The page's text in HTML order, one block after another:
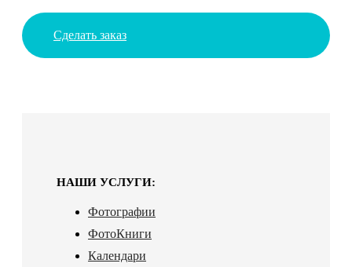
Сделать заказ
НАШИ УСЛУГИ:
Фотографии
ФотоКниги
Календари